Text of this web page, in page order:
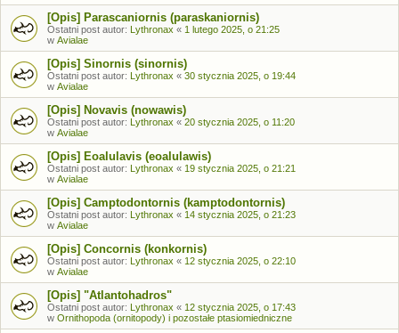
[Opis] Parascaniornis (paraskaniornis)
Ostatni post autor: Lythronax « 1 lutego 2025, o 21:25
w Avialae
[Opis] Sinornis (sinornis)
Ostatni post autor: Lythronax « 30 stycznia 2025, o 19:44
w Avialae
[Opis] Novavis (nowawis)
Ostatni post autor: Lythronax « 20 stycznia 2025, o 11:20
w Avialae
[Opis] Eoalulavis (eoalulawis)
Ostatni post autor: Lythronax « 19 stycznia 2025, o 21:21
w Avialae
[Opis] Camptodontornis (kamptodontornis)
Ostatni post autor: Lythronax « 14 stycznia 2025, o 21:23
w Avialae
[Opis] Concornis (konkornis)
Ostatni post autor: Lythronax « 12 stycznia 2025, o 22:10
w Avialae
[Opis] "Atlantohadros"
Ostatni post autor: Lythronax « 12 stycznia 2025, o 17:43
w Ornithopoda (ornitopody) i pozostałe ptasiomiedniczne